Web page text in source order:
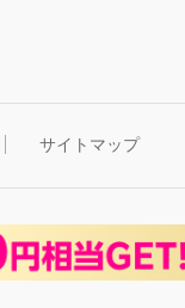
サイトマップ